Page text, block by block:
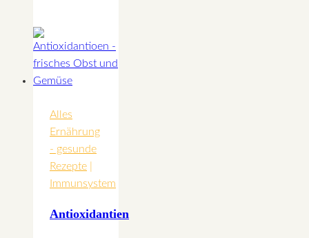
der
gesündesten
Lebensmittel
Welt
Alles
Ernährung
- gesunde
Rezepte
Immunsystem
Antioxidantien